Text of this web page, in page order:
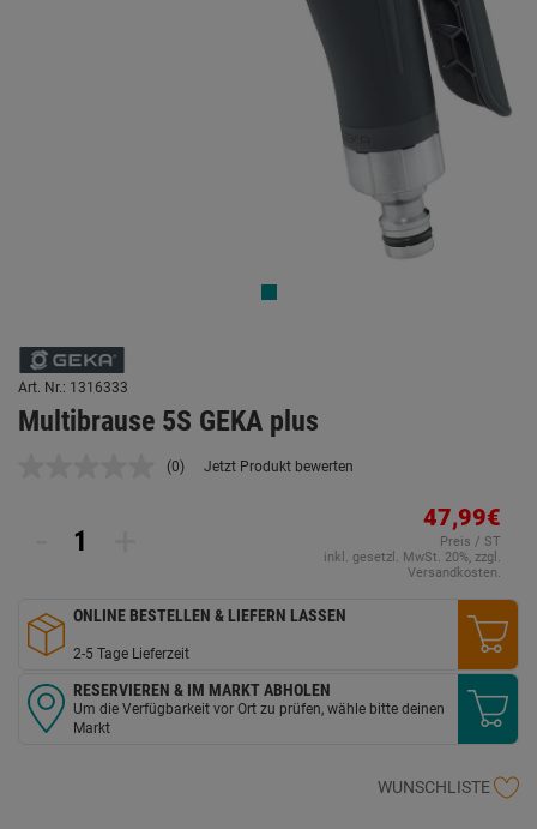
Art. Nr.: 1316333
Multibrause 5S GEKA plus
Kein
(0) Jetzt Produkt bewerten
47,99€
Preis / ST
inkl. gesetzl. MwSt. 20%, zzgl.
Versandkosten.
ONLINE BESTELLEN & LIEFERN LASSEN
2-5 Tage Lieferzeit
RESERVIEREN & IM MARKT ABHOLEN
Um die Verfügbarkeit vor Ort zu prüfen, wähle bitte deinen
Markt
WUNSCHLISTE